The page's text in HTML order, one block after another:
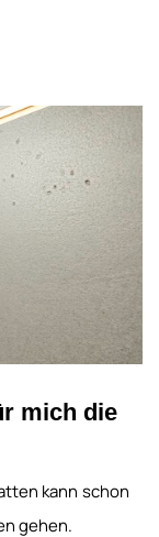
mich die
kann schon
gehen.